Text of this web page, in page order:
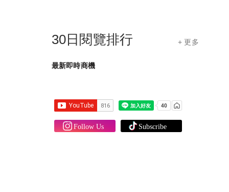
30日閱覽排行 + 更多
最新即時商機